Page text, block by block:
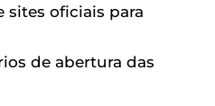
sites oficiais para
de abertura das